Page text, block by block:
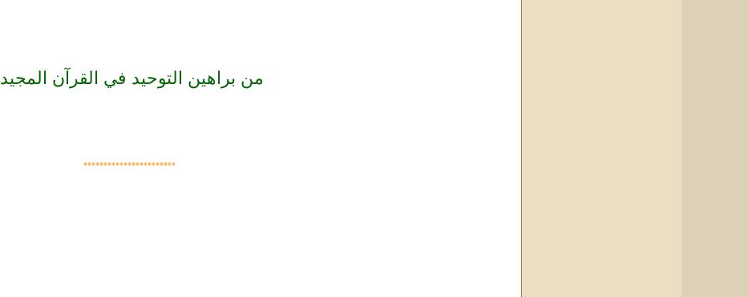
من براهين التوحيد في القرآن المجيد
***********************